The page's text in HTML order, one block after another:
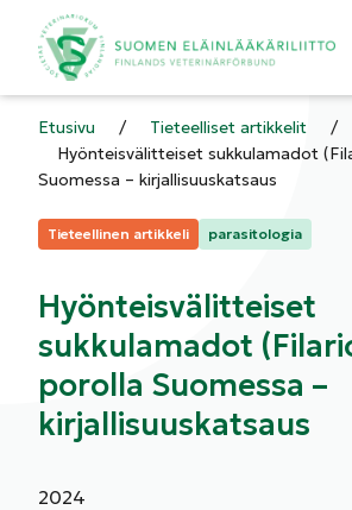
Etusivu / Tieteelliset artikkelit
/
Hyönteisvälitteiset sukkulamadot
Suomessa – kirjallisuuskatsaus
Kategoriat:
Tieteellinen artikkeli parasitologia
Hyönteisvälitteiset
sukkulamadot
porolla Suomessa –
kirjallisuuskatsaus
2024